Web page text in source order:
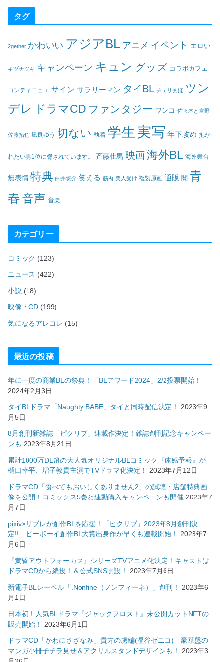
タグ
2gether かわいい アジアBL アニメ イベント エロい
キヅナツキ キャンペーン キュン グッズ コラボカフェ
コンティニュエ サイン サラリーマン タイBL チェリまほ ツン
デレ ドラマCD ファンタジー ワンコ 佐々木と宮野
佐藤拓也 凪良ゆう 切ない 執着 学生 実写 年下攻め 抱か
れたい男1位に脅されています。 斉藤壮馬 映画海外BL 海外舞台
無表情 特典 白井悠介 笑える 筋肉 美人受け 複製原画 通販 闇 青
春音声 音楽
カテゴリー
コミック (123)
ニュース (422)
小説 (18)
映像・CD (199)
気になるアレコレ (15)
最近の投稿
年に一度の商業BLの祭典！「BLアワード2024」2/2投票開始！
2024年2月3日
タイBLドラマ「Naughty BABE」タイと同時配信決定！
2023年9
月5日
8月創刊新雑誌「ピクリブ」連載作決定！雑誌創刊記念キャンペー
ンも 2023年8月21日
累計1000万DL超の大人気オリジナルBLコミック『体感予報』が
樋口幸平、増子敦貴主演でTVドラマ化決定！
2023年7月12日
ドラマCD「食べてもおいしくありません2」の試聴・店舗特典画
像を公開！コミックス5巻と連動購入キャンペーンも開催 2023年7
月7日
pixiv×リブレが創作BLを応援！「ピクリブ」2023年8月創刊決
定!! ビーボーイ創作BL大賞出身作が早くも連載開始！
2023年7
月6日
『黄昏アウトフォーカス』シリーズTVアニメ化決定！キャストは
ドラマCDから続投！＆公式SNS開設！
2023年7月6日
新電子BLレーベル「.Nonfine（ノンフィーネ）」創刊！
2023年6
月1日
日本初！人気BLドラマ『ジャックフロスト』未公開カットNFTの
販売開始！
2023年6月1日
ドラマCD「かわにさざなみ」貴方の虜編(澄谷ゼニコ) 豪華盤の
マンガ小冊子チラ見せ＆アクリルスタンドデザインも！
2023年3